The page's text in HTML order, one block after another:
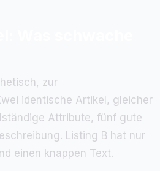
zur
identische Artikel, gleicher
Attribute, fünf gute
Listing B hat nur
einen knappen Text.